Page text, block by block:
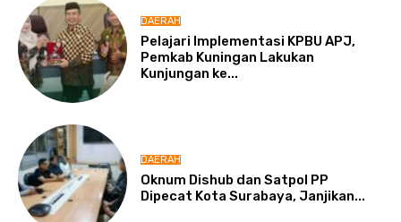
DAERAH
Pelajari Implementasi KPBU APJ,
Pemkab Kuningan Lakukan
Kunjungan ke...
DAERAH
Oknum Dishub dan Satpol PP
Dipecat Kota Surabaya, Janjikan...